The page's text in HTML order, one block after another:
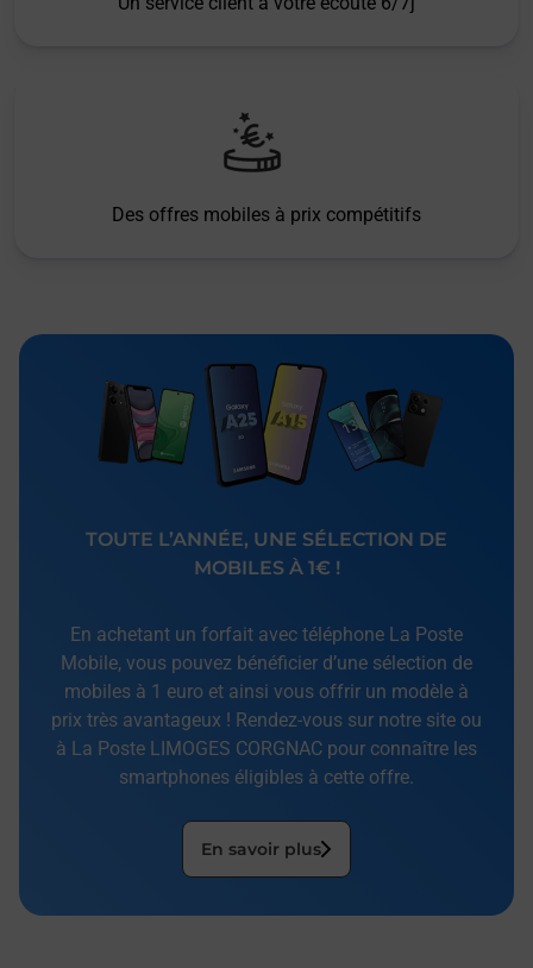
Des offres mobiles à prix compétitifs
TOUTE L’ANNÉE, UNE SÉLECTION DE
MOBILES À 1€ !
En achetant un forfait avec téléphone La Poste
Mobile, vous pouvez bénéficier d’une sélection de
mobiles à 1 euro et ainsi vous offrir un modèle à
prix très avantageux ! Rendez-vous sur notre site ou
à La Poste LIMOGES CORGNAC pour connaître les
smartphones éligibles à cette offre.
En savoir plus